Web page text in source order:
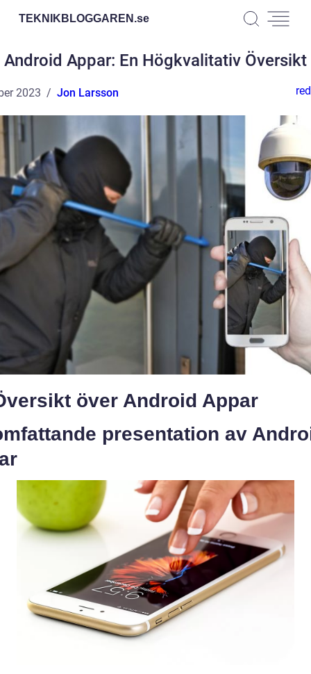
TEKNIKBLOGGAREN.se
Android Appar: En Högkvalitativ Översikt
2023 Jon Larsson
över Android Appar
presentation av